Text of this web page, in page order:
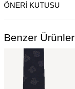
ÖNERI KUTUSU
Benzer Ürünler